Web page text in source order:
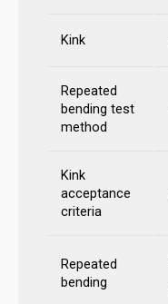
Kink
Repeated
bending test
method
Kink
acceptance
criteria
Repeated
bending